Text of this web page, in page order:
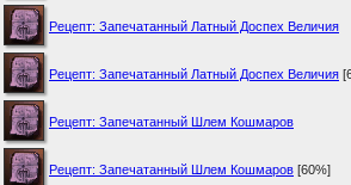
Рецепт: Запечатанный Латный Доспех Величия
Рецепт: Запечатанный Латный Доспех Величия
Рецепт: Запечатанный Шлем Кошмаров
Рецепт: Запечатанный Шлем Кошмаров [60%]